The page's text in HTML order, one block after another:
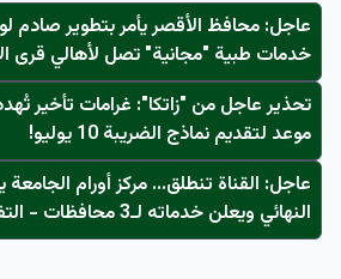
عاجل: محافظ الأقصر يأمر بتطوير صادم
خدمات طبية "مجانية" تصل لأهالي قرى
تحذير عاجل من "زاتكا": غرامات تأخير
موعد لتقديم نماذج الضريبة 10 يوليو!
عاجل: القناة تنطلق... مركز أورام
النهائي ويعلن خدماته لـ3 محافظات - التفاصيل الكاملة